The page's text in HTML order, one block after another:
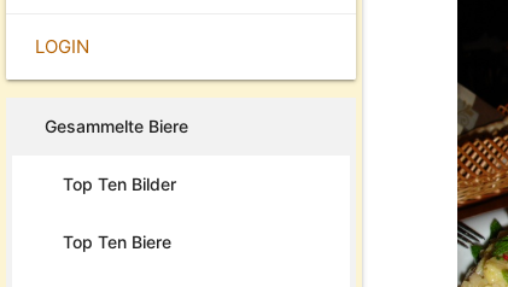
LOGIN
Gesammelte Biere
Top Ten Bilder
Top Ten Biere